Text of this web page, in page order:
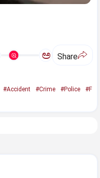
ಅ Share
#Accident #Crime #Police
#F